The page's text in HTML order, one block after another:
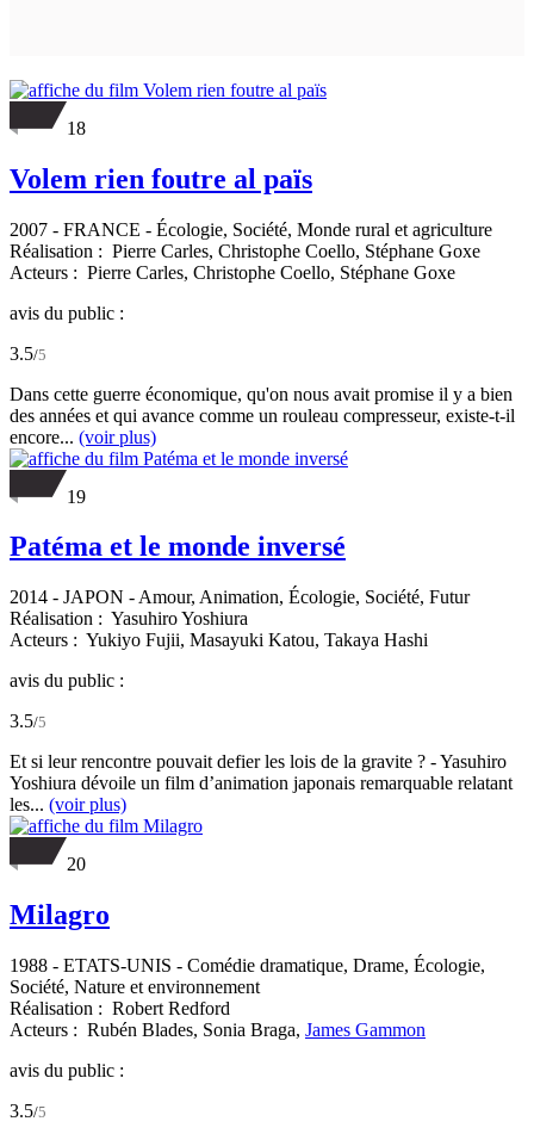
18
Volem rien foutre al païs
2007 - FRANCE - Écologie, Société, Monde rural et agriculture
Réalisation : Pierre Carles, Christophe Coello, Stéphane Goxe
Acteurs : Pierre Carles, Christophe Coello, Stéphane Goxe
avis du public :
3.5/5
Dans cette guerre économique, qu'on nous avait promise il y a bien
des années et qui avance comme un rouleau compresseur, existe-t-il
encore... (voir plus)
19
Patéma et le monde inversé
2014 - JAPON - Amour, Animation, Écologie, Société, Futur
Réalisation : Yasuhiro Yoshiura
Acteurs : Yukiyo Fujii, Masayuki Katou, Takaya Hashi
avis du public :
3.5/5
Et si leur rencontre pouvait defier les lois de la gravite ? - Yasuhiro
Yoshiura dévoile un film d’animation japonais remarquable relatant
les... (voir plus)
20
Milagro
1988 - ETATS-UNIS - Comédie dramatique, Drame, Écologie,
Société, Nature et environnement
Réalisation : Robert Redford
Acteurs : Rubén Blades, Sonia Braga, James Gammon
avis du public :
3.5/5